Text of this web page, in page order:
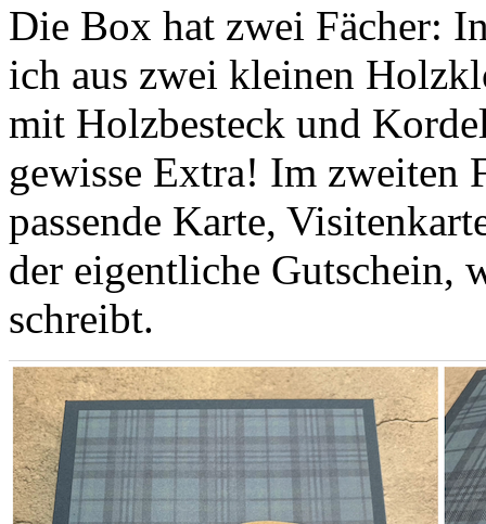
Die Box hat zwei Fächer:
ich aus zwei kleinen
mit Holzbesteck und
gewisse Extra! Im zweiten
passende Karte,
der eigentliche Gutschein,
schreibt.